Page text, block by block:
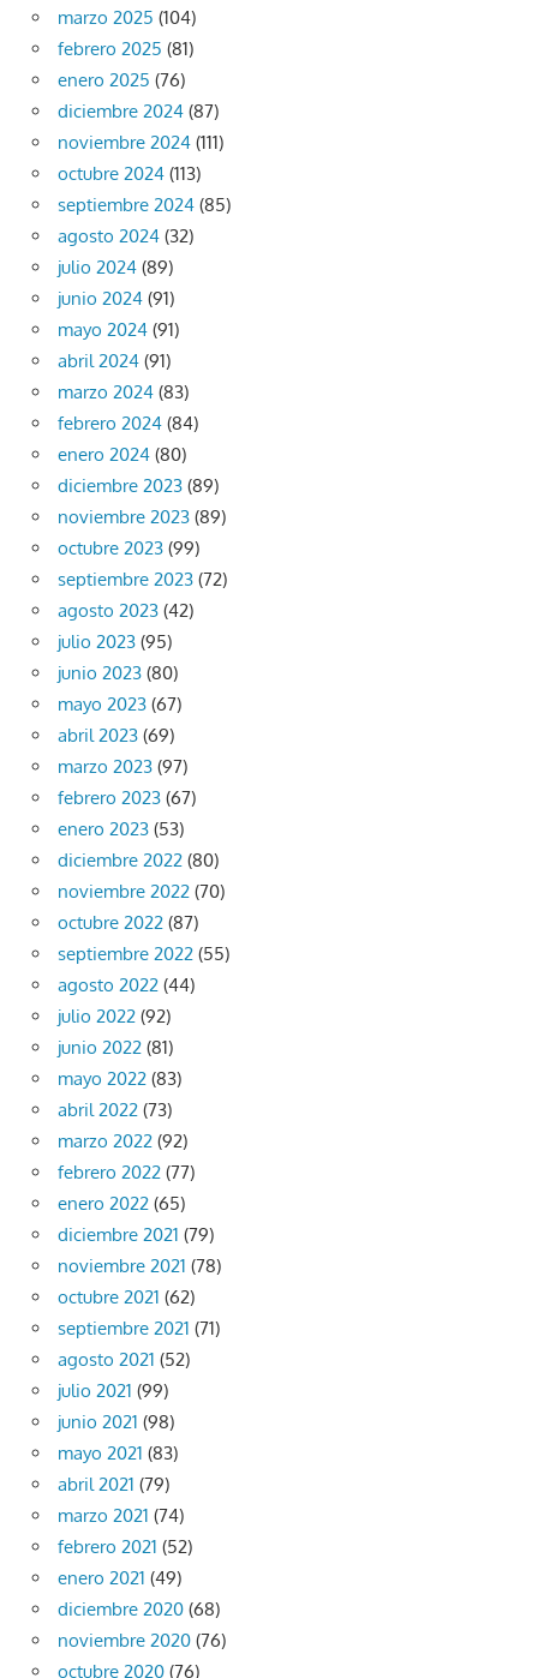
marzo 2025 (104)
febrero 2025 (81)
enero 2025 (76)
diciembre 2024 (87)
noviembre 2024 (111)
octubre 2024 (113)
septiembre 2024 (85)
agosto 2024 (32)
julio 2024 (89)
junio 2024 (91)
mayo 2024 (91)
abril 2024 (91)
marzo 2024 (83)
febrero 2024 (84)
enero 2024 (80)
diciembre 2023 (89)
noviembre 2023 (89)
octubre 2023 (99)
septiembre 2023 (72)
agosto 2023 (42)
julio 2023 (95)
junio 2023 (80)
mayo 2023 (67)
abril 2023 (69)
marzo 2023 (97)
febrero 2023 (67)
enero 2023 (53)
diciembre 2022 (80)
noviembre 2022 (70)
octubre 2022 (87)
septiembre 2022 (55)
agosto 2022 (44)
julio 2022 (92)
junio 2022 (81)
mayo 2022 (83)
abril 2022 (73)
marzo 2022 (92)
febrero 2022 (77)
enero 2022 (65)
diciembre 2021 (79)
noviembre 2021 (78)
octubre 2021 (62)
septiembre 2021 (71)
agosto 2021 (52)
julio 2021 (99)
junio 2021 (98)
mayo 2021 (83)
abril 2021 (79)
marzo 2021 (74)
febrero 2021 (52)
enero 2021 (49)
diciembre 2020 (68)
noviembre 2020 (76)
octubre 2020 (76)